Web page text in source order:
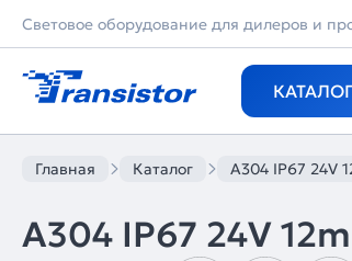
Световое оборудование для дилеров и
КАТАЛОГ
Главная Каталог A304 IP67 24V
A304 IP67 24V